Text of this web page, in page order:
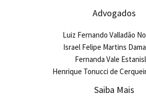
Advogados
Luiz Fernando Valladão
Israel Felipe Martins
Fernanda Vale
Henrique Tonucci de
Saiba Mais